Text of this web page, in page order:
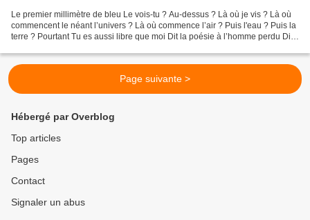
Le premier millimètre de bleu Le vois-tu ? Au-dessus ? Là où je vis ? Là où
commencent le néant l’univers ? Là où commence l’air ? Puis l'eau ? Puis la
terre ? Pourtant Tu es aussi libre que moi Dit la poésie à l’homme perdu Dis-
Page suivante >
Hébergé par Overblog
Top articles
Pages
Contact
Signaler un abus